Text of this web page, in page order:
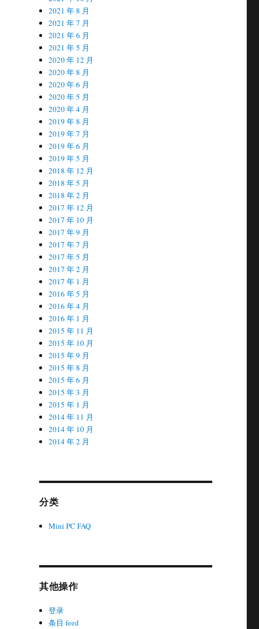
2021 年 8 月
2021 年 7 月
2021 年 6 月
2021 年 5 月
2020 年 12 月
2020 年 8 月
2020 年 6 月
2020 年 5 月
2020 年 4 月
2019 年 8 月
2019 年 7 月
2019 年 6 月
2019 年 5 月
2018 年 12 月
2018 年 5 月
2018 年 2 月
2017 年 12 月
2017 年 10 月
2017 年 9 月
2017 年 7 月
2017 年 5 月
2017 年 2 月
2017 年 1 月
2016 年 5 月
2016 年 4 月
2016 年 1 月
2015 年 11 月
2015 年 10 月
2015 年 9 月
2015 年 8 月
2015 年 6 月
2015 年 3 月
2015 年 1 月
2014 年 11 月
2014 年 10 月
2014 年 2 月
分类
Mini PC FAQ
其他操作
登录
条目 feed